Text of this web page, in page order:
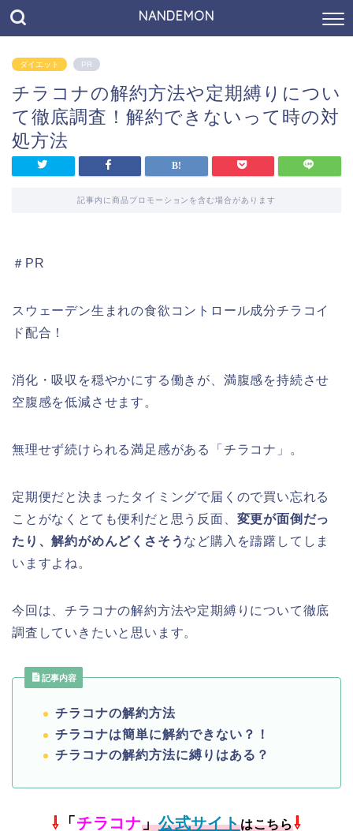
NANDEMON
ダイエット PR
チラコナの解約方法や定期縛りについ
て徹底調査！解約できないって時の対
処方法
記事内に商品プロモーションを含む場合があります
＃PR
スウェーデン生まれの食欲コントロール成分チラコイ
ド配合！
消化・吸収を穏やかにする働きが、満腹感を持続させ
空腹感を低減させます。
無理せず続けられる満足感がある「チラコナ」。
定期便だと決まったタイミングで届くので買い忘れる
ことがなくとても便利だと思う反面、 変更が面倒だっ
たり、解約がめんどくさそう など購入を躊躇してしま
いますよね。
今回は、チラコナの解約方法や定期縛りについて徹底
調査していきたいと思います。
記事内容
チラコナの解約方法
チラコナは簡単に解約できない？！
チラコナの解約方法に縛りはある？
⇩ 「 チラコナ」公式サイトはこちら⇩